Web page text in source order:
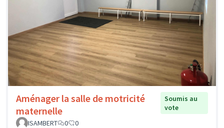
Aménager la salle de motricité
maternelle
Soumis au
vote
ISAMBERT
0 0